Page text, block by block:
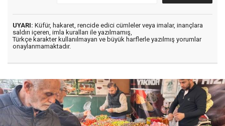
UYARI: Küfür, hakaret, rencide edici cümleler veya imalar, inançlara
saldırı içeren, imla kuralları ile yazılmamış,
Türkçe karakter kullanılmayan ve büyük harflerle yazılmış yorumlar
onaylanmamaktadır.